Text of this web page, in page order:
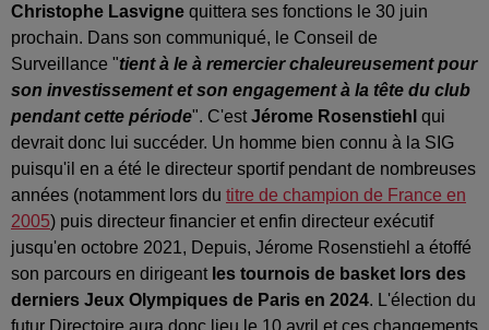
Christophe Lasvigne quittera ses fonctions le 30 juin
prochain. Dans son communiqué, le Conseil de
Surveillance "tient à le à remercier chaleureusement pour
son investissement et son engagement à la tête du club
pendant cette période". C'estJérome Rosenstiehl qui
devrait donc lui succéder. Un homme bien connu à la SIG
puisqu'il en a été le directeur sportif pendant de nombreuses
années (notamment lors du titre de champion de France en
2005) puis directeur financier et enfin directeur exécutif
jusqu'en octobre 2021, Depuis, Jérome Rosenstiehl a étoffé
son parcours en dirigeant les tournois de basket lors des
derniers Jeux Olympiques de Paris en 2024. L'élection du
futur Directoire aura donc lieu le 10 avril et ces changements